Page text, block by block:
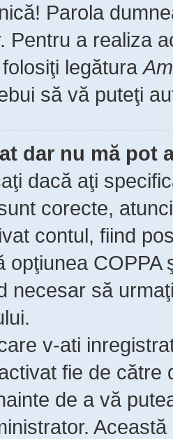
Parola
Pentru a realiza
legătura
să vă puteţi
dar nu mă pot
dacă aţi
corecte,
contul, fiind
opţiunea
necesar să
v-ati
fie de
de a vă